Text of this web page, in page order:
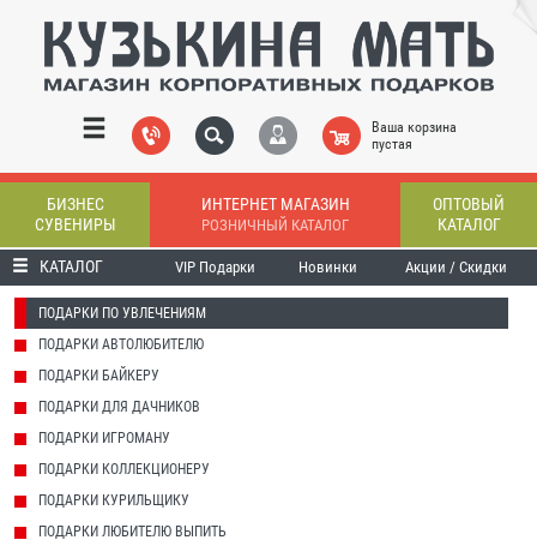
Ваша корзина
пустая
БИЗНЕС
СУВЕНИРЫ
ИНТЕРНЕТ МАГАЗИН
РОЗНИЧНЫЙ КАТАЛОГ
ОПТОВЫЙ
КАТАЛОГ
КАТАЛОГ VIP Подарки Новинки Акции / Скидки
ПОДАРКИ ПО УВЛЕЧЕНИЯМ
ПОДАРКИ АВТОЛЮБИТЕЛЮ
ПОДАРКИ БАЙКЕРУ
ПОДАРКИ ДЛЯ ДАЧНИКОВ
ПОДАРКИ ИГРОМАНУ
ПОДАРКИ КОЛЛЕКЦИОНЕРУ
ПОДАРКИ КУРИЛЬЩИКУ
ПОДАРКИ ЛЮБИТЕЛЮ ВЫПИТЬ